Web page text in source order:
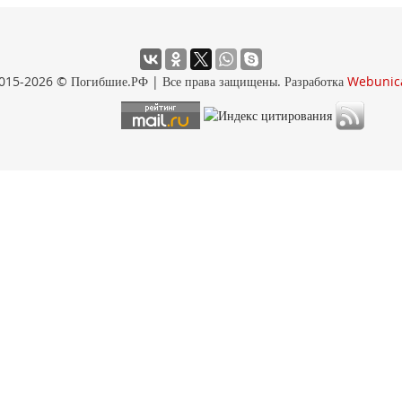
2026 © Погибшие.РФ | Все права защищены. Разработка